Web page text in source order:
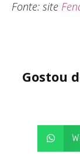
Fonte: site
Gostou